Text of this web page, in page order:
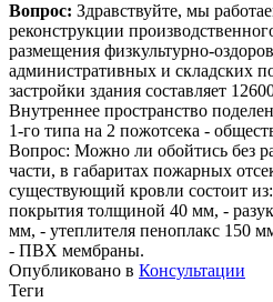
Вопрос: Здравствуйте, мы
реконструкции
размещения физкультурно-
административных и складских
застройки здания составляет
Внутреннее пространство
1-го типа на 2 пожотсека -
Вопрос: Можно ли обойтись без
части, в габаритах пожарных
существующий кровли состоит
покрытия толщиной 40 мм, -
мм, - утеплителя пеноплакс 150
- ПВХ мембраны.
Опубликовано в Консультации
Теги